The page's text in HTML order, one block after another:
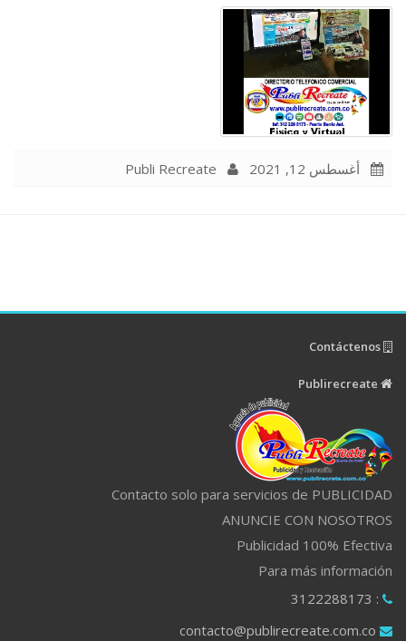
أغسطس 12, 2021
Contacto solo para servicios de PUBLICIDAD
ANUNCIE CON NOSOTROS
Publicidad 100% Efectiva
Para más información
: 3122288173
contacto@publirecreate.com.co